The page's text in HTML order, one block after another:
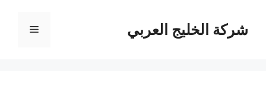
المحتوىشركة الخليج العربي القائمة